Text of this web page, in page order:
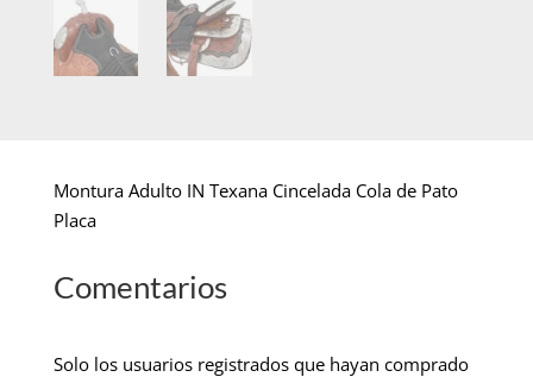
Montura Adulto IN Texana Cincelada Cola de Pato
Placa
Comentarios
Solo los usuarios registrados que hayan comprado